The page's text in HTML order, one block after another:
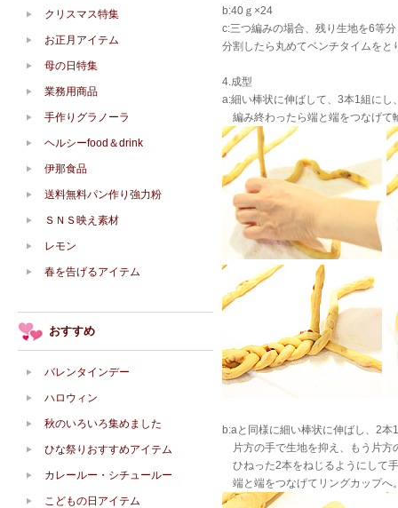
b:40ｇ×24
c:三つ編みの場合、残り生地を6等
分割したら丸めてベンチタイムをと
4.成型
a:細い棒状に伸ばして、3本1組にし
編み終わったら端と端をつなげて
b:aと同様に細い棒状に伸ばし、2本
片方の手で生地を抑え、もう片方
ひねった2本をねじるようにして
端と端をつなげてリングカップへ
クリスマス特集
お正月アイテム
母の日特集
業務用商品
手作りグラノーラ
ヘルシーfood＆drink
伊那食品
送料無料パン作り強力粉
ＳＮＳ映え素材
レモン
春を告げるアイテム
おすすめ
バレンタインデー
ハロウィン
秋のいろいろ集めました
ひな祭りおすすめアイテム
カレールー・シチュールー
こどもの日アイテム